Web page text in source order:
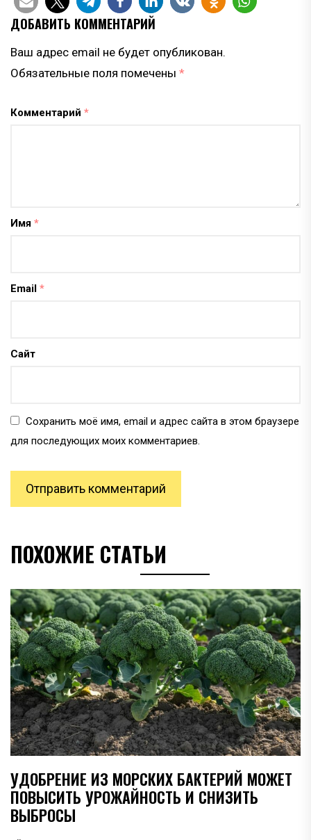
ДОБАВИТЬ КОММЕНТАРИЙ
Ваш адрес email не будет опубликован.
Обязательные поля помечены *
Комментарий *
Имя *
Email *
Сайт
Сохранить моё имя, email и адрес сайта в этом браузере
для последующих моих комментариев.
ПОХОЖИЕ СТАТЬИ
УДОБРЕНИЕ ИЗ МОРСКИХ БАКТЕРИЙ МОЖЕТ
ПОВЫСИТЬ УРОЖАЙНОСТЬ И СНИЗИТЬ
ВЫБРОСЫ